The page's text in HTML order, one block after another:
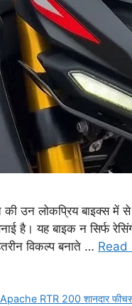
उन लोकप्रिय बाइक्स में
है। यह बाइक न सिर्फ
विकल्प बनाते … Read
RTR 200 शानदार